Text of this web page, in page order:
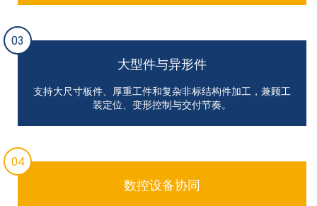
03
大型件与异形件
支持大尺寸板件、厚重工件和复杂非标结构件加工，兼顾工
装定位、变形控制与交付节奏。
04
数控设备协同